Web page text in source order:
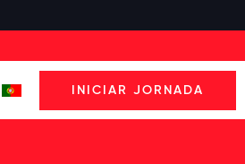
INICIAR JORNADA